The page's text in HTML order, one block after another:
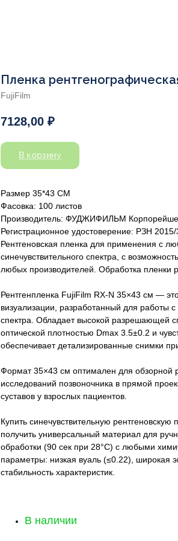
Пленка
FujiFilm
7128,00 ₽
В корзину
Размер 35*43 СМ
Фасовка: 100 листов
Производитель: ФУДЖИФИЛЬМ
Регистрационное удостоверение: РЗН
Рентгеновская пленка для применения с
синечувствительного спектра, с
любых производителей. Обработка пленки
Рентгенпленка FujiFilm RX-N 35×43 см —
визуализации, разработанный для работы
спектра. Обладает высокой разрешающей
оптической плотностью Dmax 3.5±0.2 и
обеспечивает детализированные снимки
Формат 35×43 см оптимален для обзорной
исследований позвоночника в прямой
суставов у взрослых пациентов.
Купить синечувствительную
получить универсальный материал для
обработки (90 сек при 28°C) с любыми
параметры: низкая вуаль (≤0.22), широкая
стабильность характеристик.
В наличии